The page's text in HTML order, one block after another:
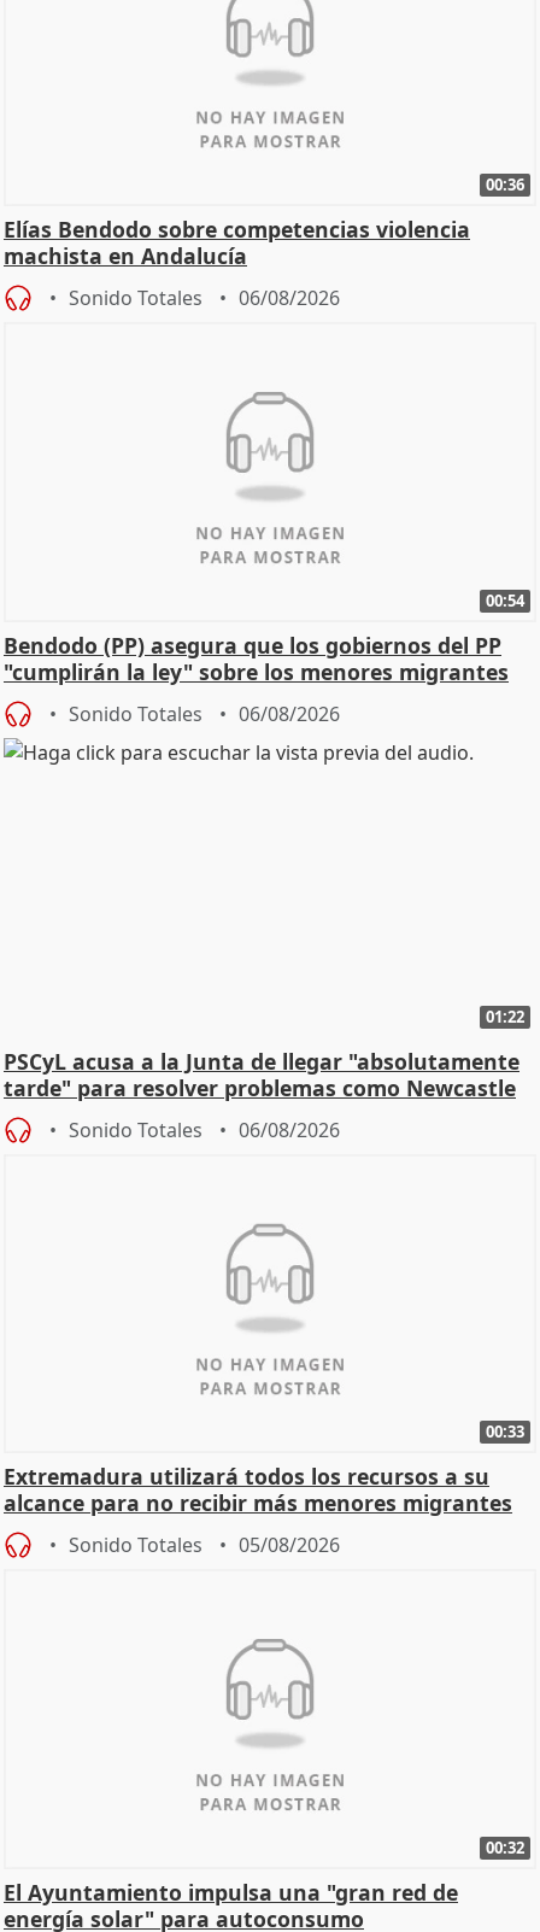
00:36
Elías Bendodo sobre competencias violencia
machista en Andalucía
Sonido Totales 06/08/2026
00:54
Bendodo (PP) asegura que los gobiernos del PP
"cumplirán la ley" sobre los menores migrantes
Sonido Totales 06/08/2026
01:22
PSCyL acusa a la Junta de llegar "absolutamente
tarde" para resolver problemas como Newcastle
Sonido Totales 06/08/2026
00:33
Extremadura utilizará todos los recursos a su
alcance para no recibir más menores migrantes
Sonido Totales 05/08/2026
00:32
El Ayuntamiento impulsa una "gran red de
energía solar" para autoconsumo